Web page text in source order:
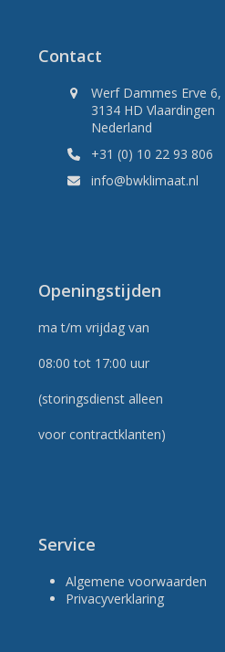
Contact
Werf Dammes Erve 6,
3134 HD Vlaardingen
Nederland
+31 (0) 10 22 93 806
info@bwklimaat.nl
Openingstijden
ma t/m vrijdag van
08:00 tot 17:00 uur
(storingsdienst alleen
voor contractklanten)
Service
Algemene voorwaarden
Privacyverklaring